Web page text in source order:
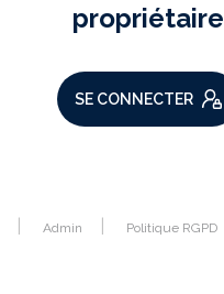
propriétaire
SE CONNECTER
Admin Politique RGPD